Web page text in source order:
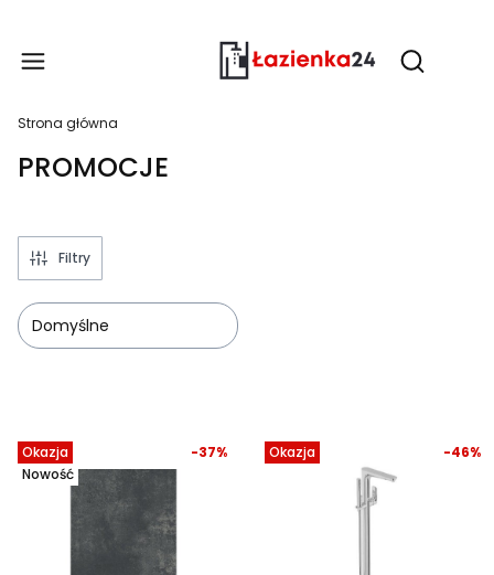
Otwórz
Strona główna
PROMOCJE
Filtry
Domyślne
Okazja
Nowość
-37% Okazja -46%